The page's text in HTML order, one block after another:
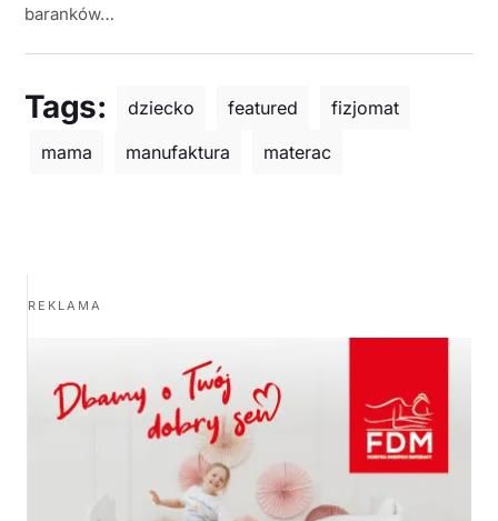
baranków…
Tags: dziecko featured
fizjomat
mama
manufaktura materac
REKLAMA